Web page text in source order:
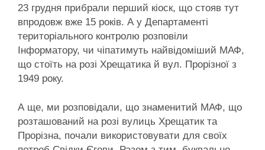
23 грудня прибрали перший кіоск, що стояв тут
впродовж вже 15 років. А у Департаменті
територіального контролю розповіли
Інформатору, чи чіпатимуть найвідоміший МАФ,
що стоїть на розі Хрещатика й вул. Прорізної з
1949 року.
А ще, ми розповідали, що знаменитий МАФ, що
розташований на розі вулиць Хрещатик та
Прорізна, почали використовувати для своїх